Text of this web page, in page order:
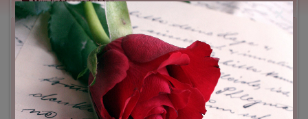
Mijn liefdesgedichten
Gebruiker:
Wachtwoord:
Inloggen!
Registreren Gegevens kwijt?